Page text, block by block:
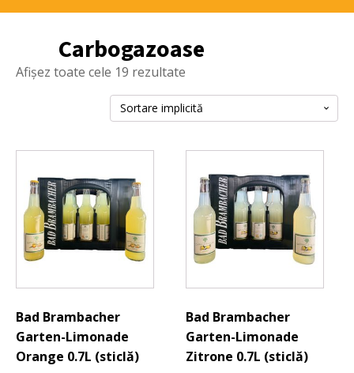
Carbogazoase
Afișez toate cele 19 rezultate
Bad Brambacher
Garten-Limonade
Orange 0.7L (sticlă)
Bad Brambacher
Garten-Limonade
Zitrone 0.7L (sticlă)